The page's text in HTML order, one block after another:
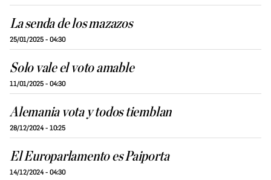
La senda de los mazazos
25/01/2025 - 04:30
Solo vale el voto amable
11/01/2025 - 04:30
Alemania vota y todos tiemblan
28/12/2024 - 10:25
El Europarlamento es Paiporta
14/12/2024 - 04:30